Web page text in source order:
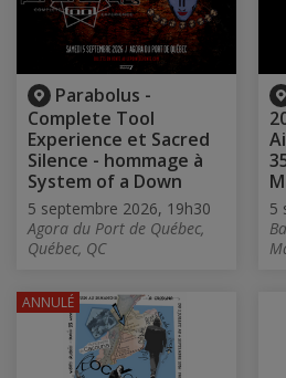
Parabolus -
Complete Tool
Experience et Sacred
Silence - hommage à
System of a Down
5 septembre 2026, 19h30
Agora du Port de Québec,
Québec, QC
5
ANNULÉ